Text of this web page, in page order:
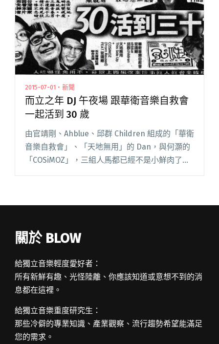
2015-07-01・新聞
而立之年 DJ 午夜場 跟華衛音樂自救會
一起活到 30 歲
由官靖剛、Ahblue、邱群 Children 組成的「華衛
音樂自救會」、「天地無用」的 Dan，與何灝的
「COSiMOZ」，三組人馬都已經不是小鮮肉了，
他們從 20 幾歲的男孩，一路活到 30 歲，從一群
關於 BLOW
給獨立音樂輕度愛好者：
所有新鮮有趣、光怪陸離、你應該知道或意想不到的消
息都在這裡。
給獨立音樂重度研究生：
那些冷僻的專業知識、產業觀察、流行趨勢希望能滿足
您的需求。